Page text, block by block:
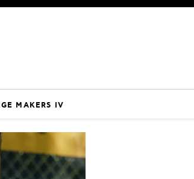
MAKERS IV